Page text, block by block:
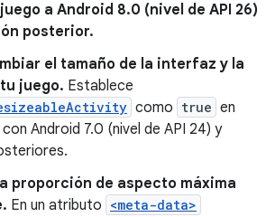
a Android 8.0 (nivel de API 26)
posterior.
el tamaño de la interfaz y la
juego. Establece
como true en
Android 7.0 (nivel de API 24) y
proporción de aspecto máxima
En un atributo <meta-data>